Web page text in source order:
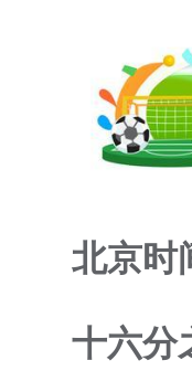
北京时
十六分